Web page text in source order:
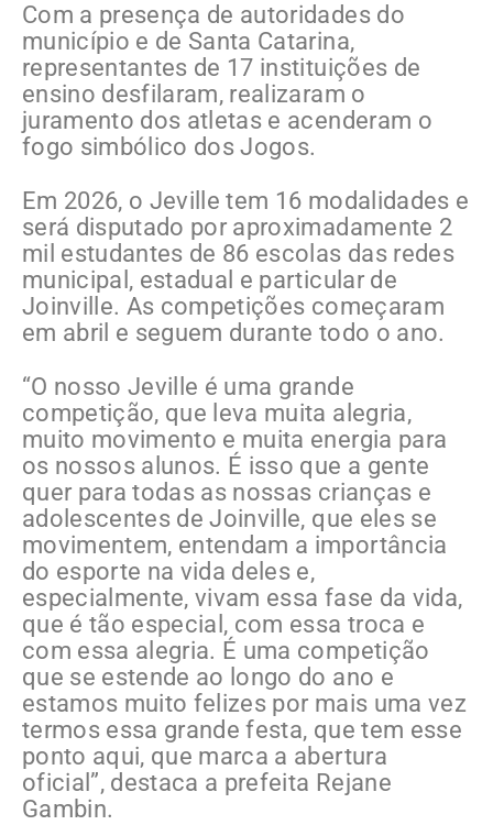
Com a presença de autoridades do
município e de Santa Catarina,
representantes de 17 instituições de
ensino desfilaram, realizaram o
juramento dos atletas e acenderam o
fogo simbólico dos Jogos.
Em 2026, o Jeville tem 16 modalidades e
será disputado por aproximadamente 2
mil estudantes de 86 escolas das redes
municipal, estadual e particular de
Joinville. As competições começaram
em abril e seguem durante todo o ano.
“O nosso Jeville é uma grande
competição, que leva muita alegria,
muito movimento e muita energia para
os nossos alunos. É isso que a gente
quer para todas as nossas crianças e
adolescentes de Joinville, que eles se
movimentem, entendam a importância
do esporte na vida deles e,
especialmente, vivam essa fase da vida,
que é tão especial, com essa troca e
com essa alegria. É uma competição
que se estende ao longo do ano e
estamos muito felizes por mais uma vez
termos essa grande festa, que tem esse
ponto aqui, que marca a abertura
oficial”, destaca a prefeita Rejane
Gambin.